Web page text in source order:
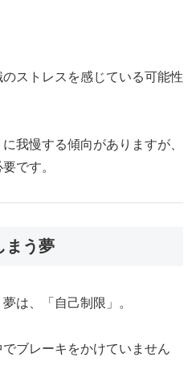
ストレスを感じている可能性
我慢する傾向がありますが、
です。
まう夢
は、「自己制限」。
ブレーキをかけていません